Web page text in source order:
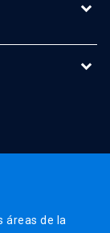
áreas de la